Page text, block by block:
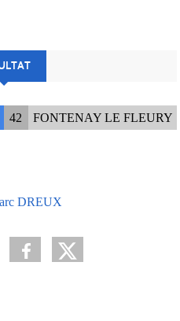
42 FONTENAY LE FLEURY
DREUX